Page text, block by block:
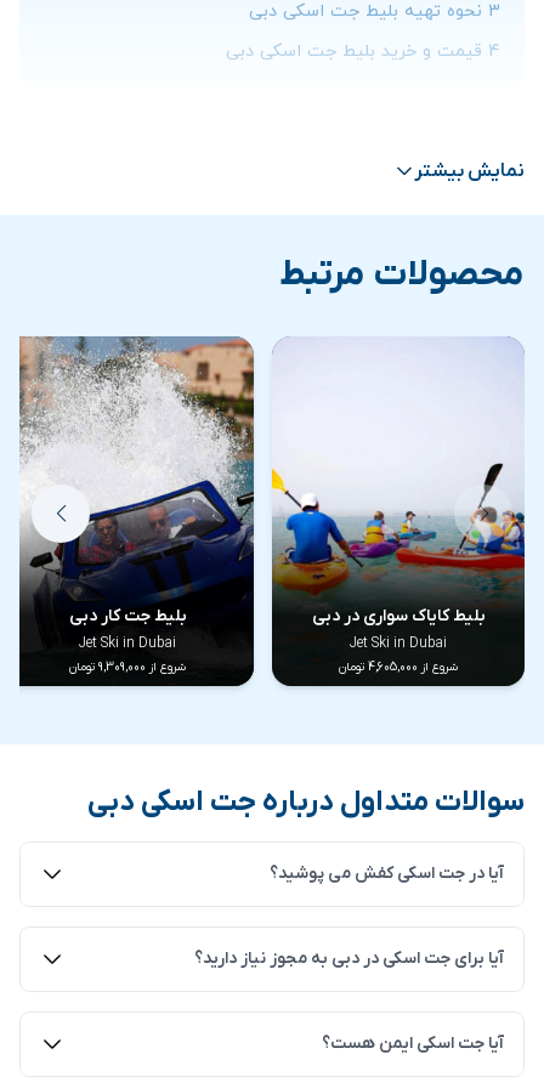
3 نحوه تهیه بلیط جت اسکی دبی
4 قیمت و خرید بلیط جت اسکی دبی
آبی دارند مانند کیش، قشم و … جت اسکی را دیده
انفرادی بود که به وسیله صنایع سنگین کاوازاکی ابتدا ارائه
شد. جت اسکی یکی از تفریحات هیجانی و در عین حال لذت
بخش است که در مناطق و شهرهای دریایی طرفداران بسیاری
دارد.
انواع تفریحات های آبی در دبی
دبی شهری با آب و هوای گرم و شرجی است. به همین دلیل از
نمایش بیشتر
محصولات مرتبط
بلیط کایاک سواری در دبی
Jet Ski in Dubai
شروع از 4,605,000 تومان
بلیط جت کار دبی
Jet Ski in Dubai
شروع از 9,309,000 تومان
سوالات متداول درباره جت اسکی دبی
آیا در جت اسکی کفش می پوشید؟
کفش‌های مناسب ورزش های آبی بهترین هستند، زیرا
آیا برای جت اسکی در دبی به مجوز نیاز دارید؟
خیر نیازی نیست. فقط می بایست بالای 18 سال باشید.
آیا جت اسکی ایمن هست؟